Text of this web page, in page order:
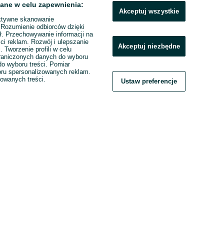
w celu zapewnienia:
skanowanie
odbiorców dzięki
Przechowywanie informacji na
reklam. Rozwój i ulepszanie
Tworzenie profili w celu
danych do wyboru
wyboru treści. Pomiar
spersonalizowanych reklam.
treści.
Akceptuj wszystkie
Akceptuj niezbędne
Ustaw preferencje